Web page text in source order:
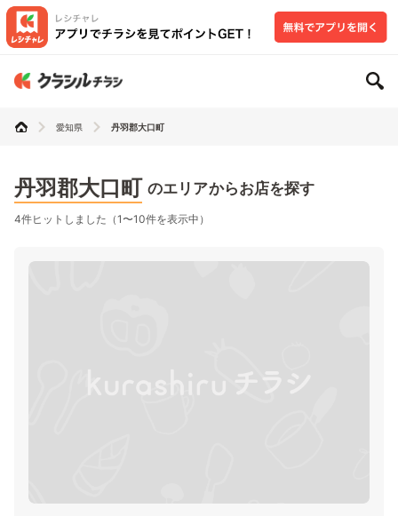
愛知県 丹羽郡大口町
丹羽郡大口町 のエリアからお店を探す
4件ヒットしました（1〜10件を表示中）